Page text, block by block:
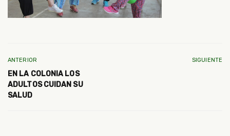
ANTERIOR
EN LA COLONIA LOS
ADULTOS CUIDAN SU
SALUD
SIGUIENTE